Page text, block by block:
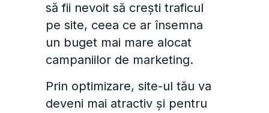
să fii nevoit să crești traficul
pe site, ceea ce ar însemna
un buget mai mare alocat
campaniilor de marketing.
Prin optimizare, site-ul tău va
deveni mai atractiv și pentru